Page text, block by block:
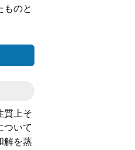
ものと
質上そ
ついて
解を蒸